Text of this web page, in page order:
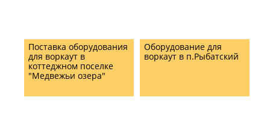
Поставка оборудования
для воркаут в
коттеджном поселке
"Медвежьи озера"
Оборудование для
воркаут в п.Рыбатский